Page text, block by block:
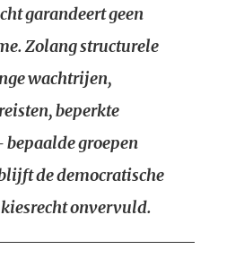
garandeert geen
Zolang structurele
wachtrijen,
beperkte
groepen
de democratische
onvervuld.